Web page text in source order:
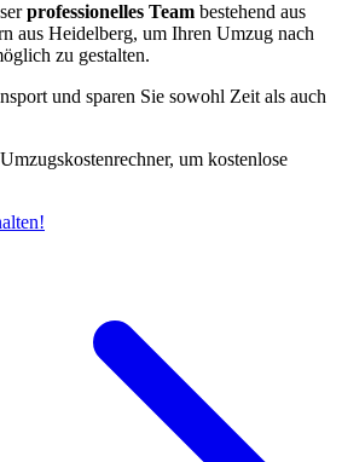
professionelles Team bestehend aus
aus Heidelberg, um Ihren Umzug nach
zu gestalten.
und sparen Sie sowohl Zeit als auch
um kostenlose